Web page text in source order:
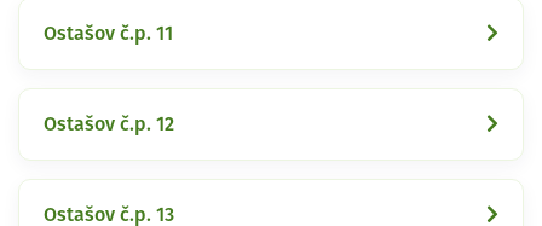
Ostašov č.p. 11
Ostašov č.p. 12
Ostašov č.p. 13